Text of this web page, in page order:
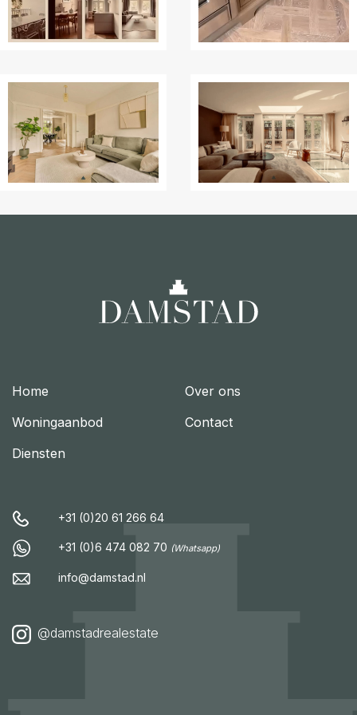
Home
Woningaanbod
Diensten
Over ons
Contact
+31 (0)20 61 266 64
+31 (0)6 474 082 70 (Whatsapp)
info@damstad.nl
@damstadrealestate